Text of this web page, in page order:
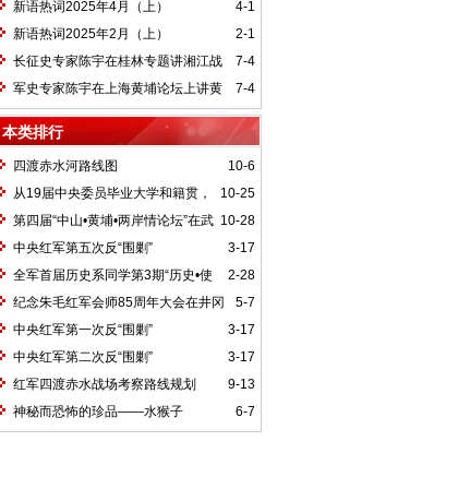
4-1
新语热词2025年4月（上）
2-1
新语热词2025年2月（上）
7-4
长征史专家陈宇在桂林专题讲湘江战
役精神
7-4
军史专家陈宇在上海黄埔论坛上讲黄
埔精神与国家统一大业
本类排行
10-6
四渡赤水河路线图
10-25
从19届中央委员毕业大学和籍贯，
看当代中国文化区域积淀
10-28
第四届“中山•黄埔•两岸情论坛”在武
汉举行
3-17
中央红军第五次反“围剿”
2-28
全军首届历史系同学第3期“历史•使
命”论坛纪要
5-7
纪念朱毛红军会师85周年大会在井冈
山召开
3-17
中央红军第一次反“围剿”
3-17
中央红军第二次反“围剿”
9-13
红军四渡赤水战场考察路线规划
6-7
神秘而恐怖的珍品——水猴子